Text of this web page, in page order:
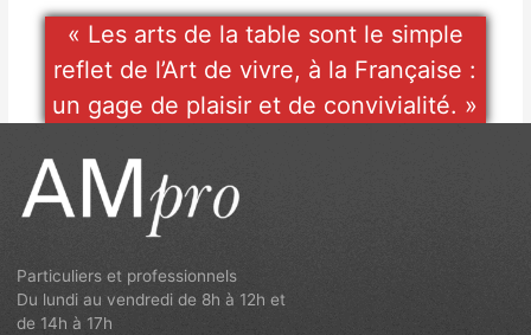
« Les arts de la table sont le simple
reflet de l’Art de vivre, à la Française :
un gage de plaisir et de convivialité. »
Particuliers et professionnels
Du lundi au vendredi de 8h à 12h et
de 14h à 17h